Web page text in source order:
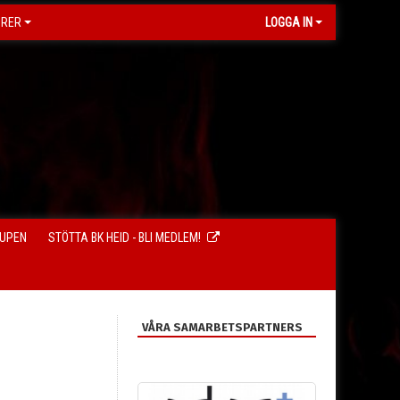
LOGGA IN
STÖTTA BK HEID - BLI MEDLEM!
VÅRA SAMARBETSPARTNERS